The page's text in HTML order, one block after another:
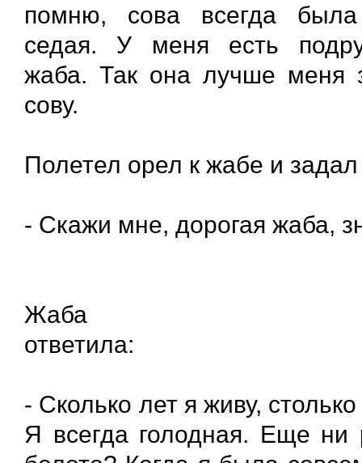
помню, сова всегда
седая. У меня есть
жаба. Так она лучше меня
сову.
Полетел орел к жабе и
- Скажи мне, дорогая жаба,
Жаба
- Сколько лет я живу,
Я всегда голодная. Еще